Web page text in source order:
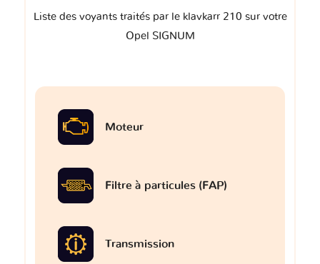
Liste des voyants traités par le klavkarr 210 sur votre
Opel SIGNUM
Moteur
Filtre à particules (FAP)
Transmission